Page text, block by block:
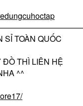
SỈ TOÀN QUỐC
ĐỒ THÌ LIÊN HỆ
^^